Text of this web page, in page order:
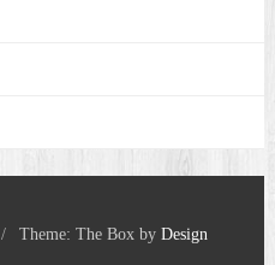
/ Theme: The Box byDesign